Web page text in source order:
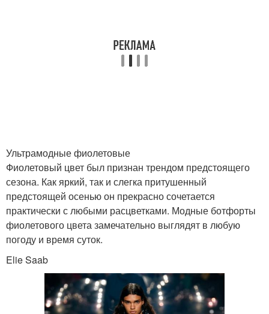
ботфортами
Высокие ботфорты Ботфорты под что
Безвкусные образа
ботфортами
Ультрамодные фиолетовые
Фиолетовый цвет был признан трендом предстоящего
сезона. Как яркий, так и слегка притушенный
предстоящей осенью он прекрасно сочетается
практически с любыми расцветками. Модные ботфорты
фиолетового цвета замечательно выглядят в любую
погоду и время суток.
Elie Saab